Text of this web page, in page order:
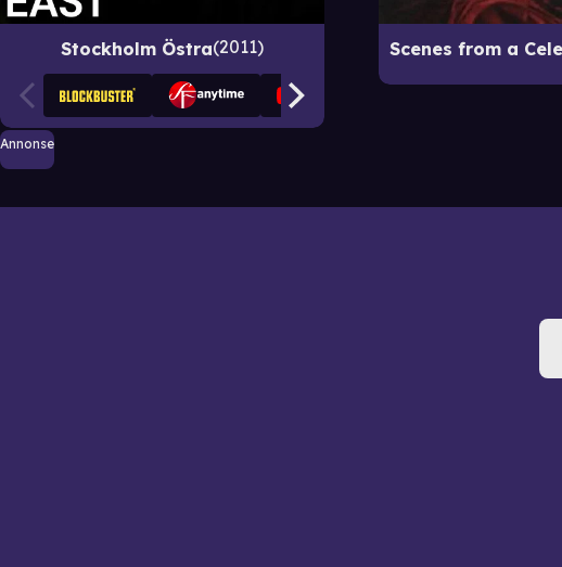
Stockholm Östra 2011
Annonse